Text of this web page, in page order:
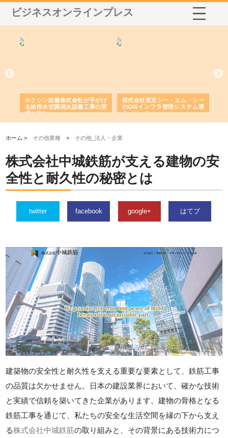
ビジネスオンラインプレス
ホクシン設備株式会社が手がけ
る給排水空調消火設備工事の実
績と強み
株式会社東京シー・エム・シー
のGISインフラ管理システム導
入メリット
ホーム > その他業種 > その他_法人・企業
株式会社中城鉄筋が支える建物の安
全性と耐久性の秘密とは
twitter facebook google+ はてブ
建築物の安全性と耐久性を支える重要な要素として、鉄筋工事
の品質は欠かせません。日本の建設業界において、確かな技術
と実績で信頼を築いてきた企業があります。建物の骨格となる
鉄筋工事を通じて、私たちの安全な生活空間を縁の下から支え
る株式会社中城鉄筋の取り組みと、その背景にある技術力につ